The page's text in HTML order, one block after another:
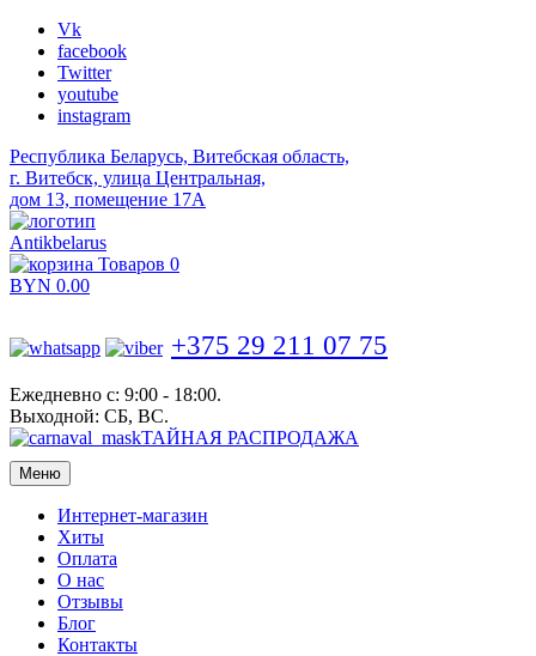
Vk
facebook
Twitter
youtube
instagram
Республика Беларусь, Витебская область,
г. Витебск, улица Центральная,
дом 13, помещение 17А
Antikbelarus
Товаров 0
BYN 0.00
+375 29 211 07 75
Ежедневно с: 9:00 - 18:00.
Выходной: СБ, ВС.
ТАЙНАЯ РАСПРОДАЖА
Меню
Интернет-магазин
Хиты
Оплата
О нас
Отзывы
Блог
Контакты